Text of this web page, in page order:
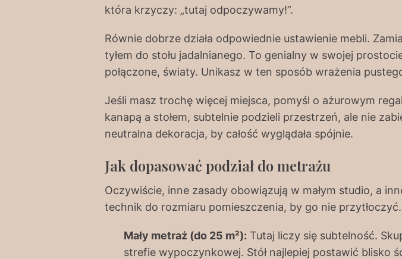
która krzyczy: „tutaj odpoczywamy!”.
Równie dobrze działa odpowiednie ustawienie mebli.
tyłem do stołu jadalnianego. To genialny w swojej
połączone, światy. Unikasz w ten sposób wrażenia
Jeśli masz trochę więcej miejsca, pomyśl o ażurowym
kanapą a stołem, subtelnie podzieli przestrzeń, ale nie
neutralna dekoracja, by całość wyglądała spójnie.
Jak dopasować podział do metrażu
Oczywiście, inne zasady obowiązują w małym studio, a
technik do rozmiaru pomieszczenia, by go nie przytłoczyć.
Mały metraż (do 25 m²): Tutaj liczy się subtelność.
strefie wypoczynkowej. Stół najlepiej postawić blisko